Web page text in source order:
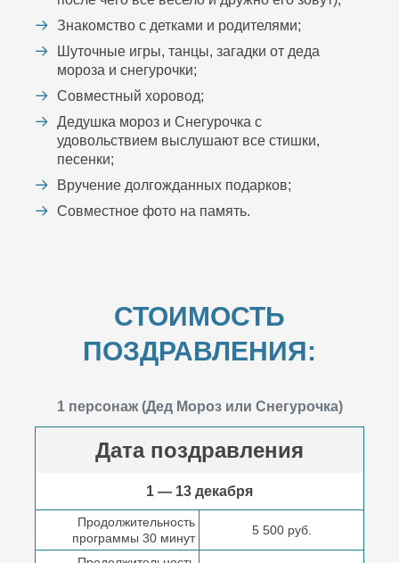
Знакомство с детками и родителями;
Шуточные игры, танцы, загадки от деда
мороза и снегурочки;
Совместный хоровод;
Дедушка мороз и Снегурочка с
удовольствием выслушают все стишки,
песенки;
Вручение долгожданных подарков;
Совместное фото на память.
СТОИМОСТЬ
ПОЗДРАВЛЕНИЯ:
1 персонаж (Дед Мороз или Снегурочка)
Дата поздравления
1 — 13 декабря
Продолжительность
программы 30 минут
5 500 руб.